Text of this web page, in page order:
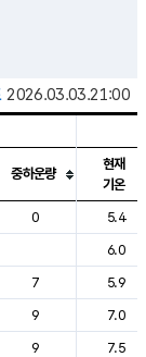
2026.03.03.21:00
압등을 안내한 표입
중하운량
현재
기온
0
5.4
6.0
7
5.9
9
7.0
9
7.5